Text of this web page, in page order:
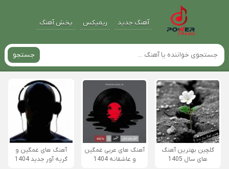
آهنگ جدید ریمیکس پخش آهنگ
جستجو
گلچین بهترین آهنگ
های سال 1405
آهنگ های عربی غمگین
و عاشقانه 1404
آهنگ های غمگین و
گریه آور جدید 1404